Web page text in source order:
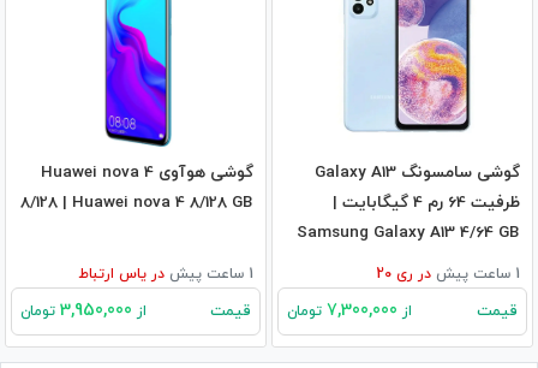
گوشی سامسونگ Galaxy A13
ظرفیت 64 رم 4 گیگابایت |
Samsung Galaxy A13 4/64 GB
1 ساعت پیش در ری 20
قیمت از تومان
گوشی هوآوی Huawei nova 4
8/128 | Huawei nova 4 8/128 GB
1 ساعت پیش در یاس ارتباط
قیمت از تومان